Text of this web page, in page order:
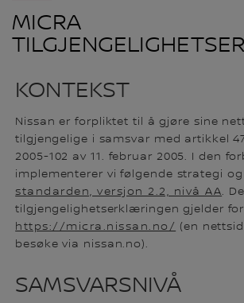
MICRA
KONTEKST
Nissan er forpliktet til å gjøre sine
tilgjengelige i samsvar med artikkel
2005-102 av 11. februar 2005. I den
implementerer vi følgende strategi
standarden, versjon 2.2, nivå AA.
tilgjengelighetserklæringen gjelder for
https://micra.nissan.no/ (en
besøke via nissan.no).
SAMSVARSNIVÅ